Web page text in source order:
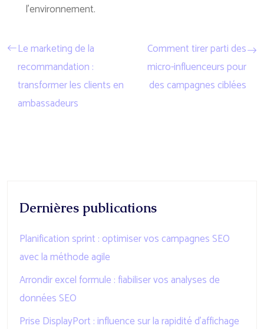
l’environnement.
Le marketing de la
recommandation :
transformer les clients en
ambassadeurs
Comment tirer parti des
micro-influenceurs pour
des campagnes ciblées
Dernières publications
Planification sprint : optimiser vos campagnes SEO
avec la méthode agile
Arrondir excel formule : fiabiliser vos analyses de
données SEO
Prise DisplayPort : influence sur la rapidité d’affichage